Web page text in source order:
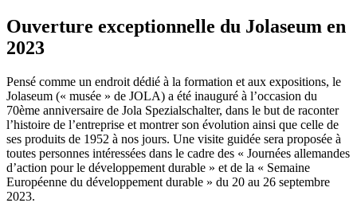
Ouverture exceptionnelle du Jolaseum en
2023
Pensé comme un endroit dédié à la formation et aux expositions, le
Jolaseum (« musée » de JOLA) a été inauguré à l’occasion du
70ème anniversaire de Jola Spezialschalter, dans le but de raconter
l’histoire de l’entreprise et montrer son évolution ainsi que celle de
ses produits de 1952 à nos jours. Une visite guidée sera proposée à
toutes personnes intéressées dans le cadre des « Journées allemandes
d’action pour le développement durable » et de la « Semaine
Européenne du développement durable » du 20 au 26 septembre
2023.